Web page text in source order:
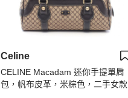
Celine
CELINE Macadam 迷你手提單肩
包，帆布皮革，米棕色，二手女款